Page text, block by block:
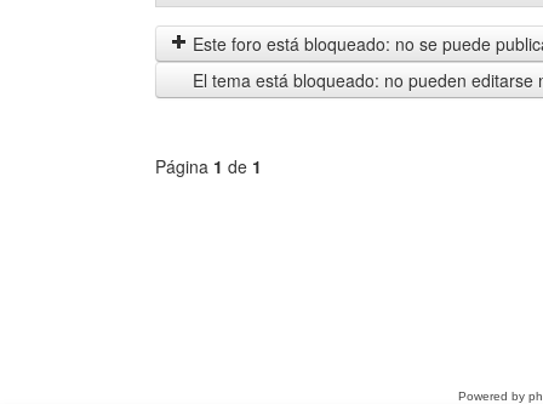
mensajes
anteriores
by
Este foro está bloqueado: no se puede
El tema está bloqueado: no pueden editarse
Página 1 de 1
Powered by